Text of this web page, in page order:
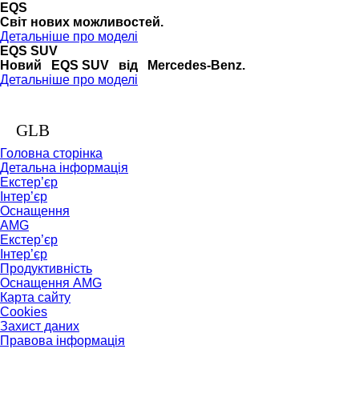
EQS
Cвіт нових можливостей.
Детальніше про моделі
EQS SUV
Новий EQS SUV від Mercedes-Benz.
Детальніше про моделі
GLB
Головна сторінка
Детальна інформація
Екстер’єр
Інтер’єр
Оснащення
AMG
Екстер’єр
Інтер’єр
Продуктивність
Оснащення AMG
Карта сайту
Cookies
Захист даних
Правова інформація